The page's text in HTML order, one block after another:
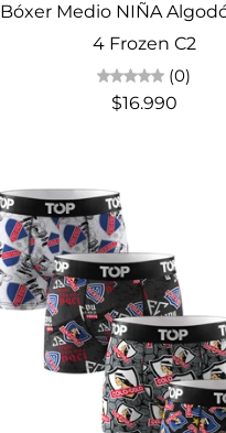
Bóxer Medio NIÑA
4 Frozen C2
(0)
$16.990